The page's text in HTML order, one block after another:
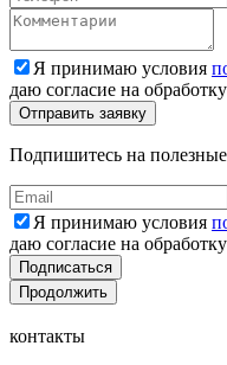
Я принимаю условия
даю согласие на
Подпишитесь на
Я принимаю условия
даю согласие на
Подписаться
Продолжить
контакты